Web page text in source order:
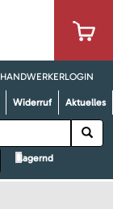
HANDWERKERLOGIN
Widerruf Aktuelles
lagernd